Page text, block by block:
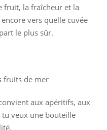
fruit, la fraîcheur et la
vers quelle cuvée
le plus sûr.
fruits de mer
aux apéritifs, aux
veux une bouteille